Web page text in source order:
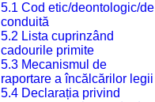
5.1 Cod etic/deontologic/de
conduită
5.2 Lista cuprinzând
cadourile primite
5.3 Mecanismul de
raportare a încălcărilor legii
5.4 Declarația privind